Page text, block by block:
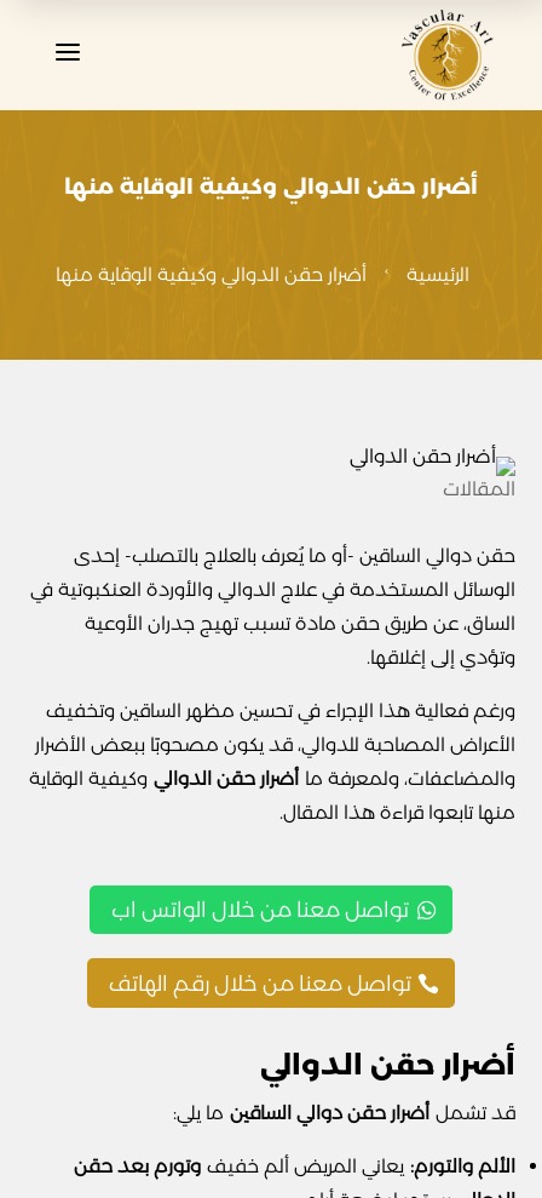
a
أضرار حقن الدوالي وكيفية الوقاية منها
الرئيسية  أضرار حقن الدوالي وكيفية الوقاية منها
المقالات
حقن دوالي الساقين -أو ما يُعرف بالعلاج بالتصلب- إحدى
الوسائل المستخدمة في علاج الدوالي والأوردة العنكبوتية في
الساق، عن طريق حقن مادة تسبب تهيج جدران الأوعية
وتؤدي إلى إغلاقها.
ورغم فعالية هذا الإجراء في تحسين مظهر الساقين وتخفيف
الأعراض المصاحبة للدوالي، قد يكون مصحوبًا ببعض الأضرار
والمضاعفات، ولمعرفة ماأضرار حقن الدوالي وكيفية الوقاية
منها تابعوا قراءة هذا المقال.
تواصل معنا من خلال الواتس اب
تواصل معنا من خلال رقم الهاتف
أضرار حقن الدوالي
قد تشمل أضرار حقن دوالي الساقين ما يلي:
الألم والتورم: يعاني المريض ألم خفيفوتورم بعد حقن